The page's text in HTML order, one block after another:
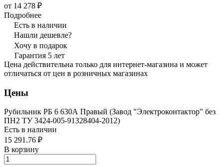
от 14 278 ₽
Подробнее
Есть в наличии
Нашли дешевле?
Хочу в подарок
Гарантия 5 лет
Цена действительна только для интернет-магазина и может
отличаться от цен в розничных магазинах
Цены
Рубильник РБ 6 630А Правый (Завод "Электроконтактор" без
ПН2 ТУ 3424-005-91328404-2012)
Есть в наличии
15 291.76 ₽
В корзину